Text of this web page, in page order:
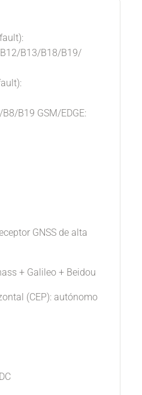
B13/B18/B19/
B19 GSM/EDGE:
GNSS de alta
+ Galileo + Beidou
(CEP): autónomo